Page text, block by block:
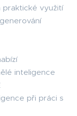
praktické využití
inteligence
při práci s